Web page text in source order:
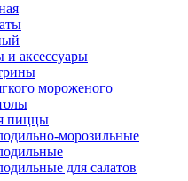
и аксессуары
мороженого
пиццы
морозильные
для салатов